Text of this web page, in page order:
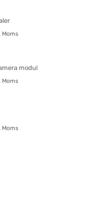
Moms
modul
Moms
Moms